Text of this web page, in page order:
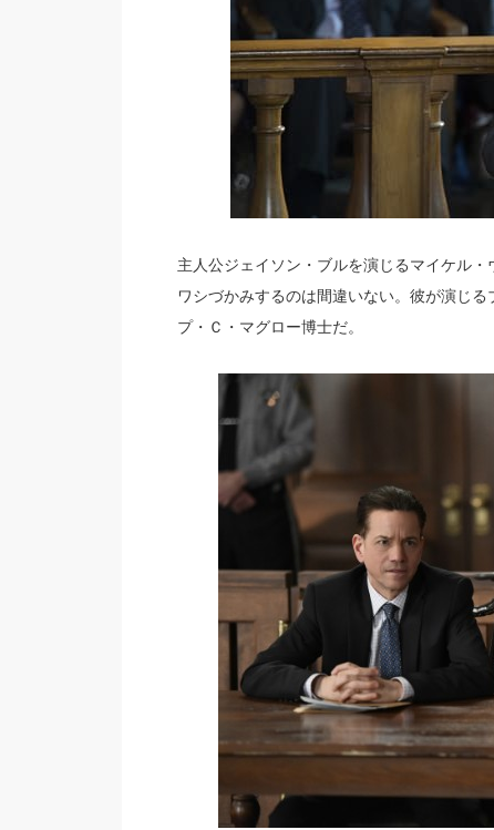
主人公ジェイソン・ブルを演じるマイケル
ワシづかみするのは間違いない。彼が演じ
プ・Ｃ・マグロー博士だ。